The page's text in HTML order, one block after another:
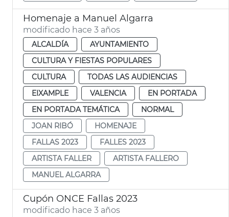
Homenaje a Manuel Algarra
modificado hace 3 años
ALCALDÍA
AYUNTAMIENTO
CULTURA Y FIESTAS POPULARES
CULTURA
TODAS LAS AUDIENCIAS
EIXAMPLE
VALENCIA
EN PORTADA
EN PORTADA TEMÁTICA
NORMAL
JOAN RIBÓ
HOMENAJE
FALLAS 2023
FALLES 2023
ARTISTA FALLER
ARTISTA FALLERO
MANUEL ALGARRA
Cupón ONCE Fallas 2023
modificado hace 3 años